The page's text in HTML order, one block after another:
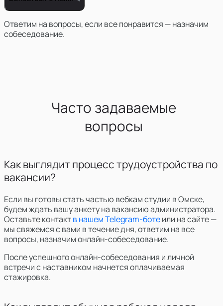
Ответим на вопросы, если все понравится — назначим
собеседование.
Часто задаваемые
вопросы
Как выглядит процесс трудоустройства по
вакансии?
Если вы готовы стать частью вебкам студии в Омске,
будем ждать вашу анкету на вакансию администратора.
Оставьте контактв нашем Telegram-ботеили на сайте —
мы свяжемся с вами в течение дня, ответим на все
вопросы, назначим онлайн-собеседование.
После успешного онлайн-собеседования и личной
встречи с наставником начнется оплачиваемая
стажировка.